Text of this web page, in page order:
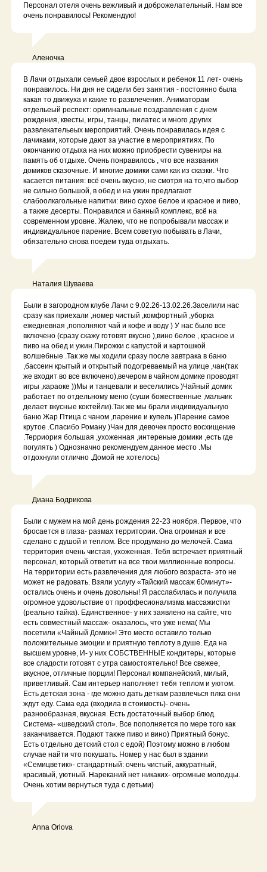
Персонал отеля очень вежливый и доброжелательный. Нам все
очень понравилось! Рекомендую!
Аленочка
В Лачи отдыхали семьей двое взрослых и ребенок 11 лет- очень
понравилось. Ни дня не сидели без занятия - постоянно была
какая то движуха и какие то развлечения. Аниматорам
отдельеый респект: оригинальные поздравления с днем
рождения, квесты, игры, танцы, пилатес и много других
развлекательеых мероприятий. Очень понравилась идея с
лачиками, которые дают за участие в мероприятиях. По
окончанию отдыха на них можно приобрести сувениры на
память об отдыхе. Очень понравилось , что все названия
домиков сказочные. И многие домики сами как из сказки. Что
касается питания: всё очень вкусно, не смотря на то,что выбор
не сильно большой, в обед и на ужин предлагают
слабоолкагольные напитки: вино сухое белое и красное и пиво,
а также десерты. Понравился и банный комплекс, всё на
современном уровне. Жалею, что не попробывали массаж и
индивидуальное парение. Всем советую побывать в Лачи,
обязательно снова поедем туда отдыхать.
Наталия Шуваева
Были в загородном клубе Лачи с 9.02.26-13.02.26.Заселили нас
сразу как приехали ,номер чистый ,комфортный ,уборка
ежедневная ,пополняют чай и кофе и воду ) У нас было все
включено (сразу скажу готовят вкусно ),вино белое , красное и
пиво на обед и ужин.Пирожки с капустой и картошкой
волшебные .Так же мы ходили сразу после завтрака в баню
,бассеин крытый и открытый подогреваемый на улице ,чан(так
же входит во все включено),вечером в чайном домике проводят
игры ,караоке ))Мы и танцевали и веселились )Чайный домик
работает по отдельному меню (суши божественные ,мальчик
делает вкусные коктейли).Так же мы брали индивидуальную
баню Жар Птица с чаном ,парение и купель )Парение самое
крутое .Спасибо Роману )Чан для девочек просто восхищение
.Терриория большая ,ухоженная ,интереные домики ,есть где
погулять ) Однозначно рекомендуем данное место .Мы
отдохнули отлично .Домой не хотелось)
Диана Бодрикова
Были с мужем на мой день рождения 22-23 ноября. Первое, что
бросается в глаза- размах территории. Она огромная и все
сделано с душой и теплом. Все продумано до мелочей. Сама
территория очень чистая, ухоженная. Тебя встречает приятный
персонал, который ответит на все твои миллионные вопросы.
На территории есть развлечения для любого возраста- это не
может не радовать. Взяли услугу «Тайский массаж 60минут»-
остались очень и очень довольны! Я расслабилась и получила
огромное удовольствие от проффесионализма массажистки
(реально тайка). Единственное- у них заявлено на сайте, что
есть совместный массаж- оказалось, что уже нема( Мы
посетили «Чайный Домик»! Это место оставило только
положительные эмоции и приятную теплоту в душе. Еда на
высшем уровне, И- у них СОБСТВЕННЫЕ кондитеры, которые
все сладости готовят с утра самостоятельно! Все свежее,
вкусное, отличные порции! Персонал компанейский, милый,
приветливый. Сам интерьер наполняет тебя теплом и уютом.
Есть детская зона - где можно дать деткам развлечься плка они
ждут еду. Сама еда (входила в стоимость)- очень
разнообразная, вкусная. Есть достаточный выбор блюд.
Система- «шведский стол». Все пополняется по мере того как
заканчивается. Подают также пиво и вино) Приятный бонус.
Есть отдельно детский стол с едой) Поэтому можно в любом
случае найти что покушать. Номер у нас был в здании
«Семицветик»- стандартный: очень чистый, аккуратный,
красивый, уютный. Нареканий нет никаких- огромные молодцы.
Очень хотим вернуться туда с детьми)
Anna Orlova
МЫ СОБРАЛИ
ОТВЕТЫ НАЧАСТО
ЗАДАВАЕМЫЕ
ВОПРОСЫ
1. Как забронировать
у вас номер?
Очень просто! Вы можете оставить
заявку на нашем сайте, написать
в мессенджеры или позвонить
по телефону. Мы подтвердим
бронирование и поможем с выбором
подходящего номера или домика.
2. Какие правила
отмены
бронирования?
Если отменить бронирование за 3
дня до заезда, мы возвращаем всю
предоплату в зависимости от
выбранного бронирования. В
праздничные дни бесплатная отмена
бронирования за 14 дней до заезда.
3. Какие условия
проживания
с детьми?
Для детей до 2 лет проживание
бесплатно. У нас есть детские
кроватки и стульчики для
кормления — просто сообщите
об этом заранее
4. Какие удобства
есть в ваших
домиках?
В каждом номере есть всё для
комфортного отдыха: шампунь, гель
для душа, зубной набор, полотенца,
тапочки, чай, кофе, телевизор, Wi-Fi.
Подробности по каждому номеру
отдела бронирования.
5. Можно ли
приезжать к вам
с животными?
Да, мы с радостью принимаем
гостей с собаками! Без ограничений